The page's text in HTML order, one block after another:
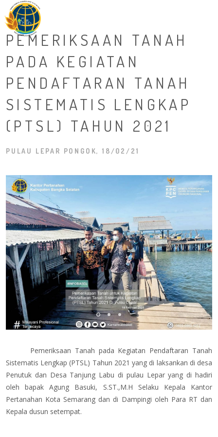
PEMERIKSAAN TANAH
PADA KEGIATAN
PENDAFTARAN TANAH
SISTEMATIS LENGKAP
(PTSL) TAHUN 2021
PULAU LEPAR PONGOK, 18/02/21
Pemeriksaan Tanah pada Kegiatan Pendaftaran Tanah
Sistematis Lengkap (PTSL) Tahun 2021 yang di laksankan di desa
Penutuk dan Desa Tanjung Labu di pulau Lepar yang di hadiri
oleh bapak Agung Basuki, S.ST.,M.H Selaku Kepala Kantor
Pertanahan Kota Semarang dan di Dampingi oleh Para RT dan
Kepala dusun setempat.